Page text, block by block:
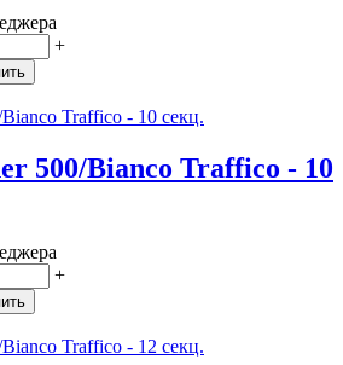
+
500/Bianco Traffico - 10
+